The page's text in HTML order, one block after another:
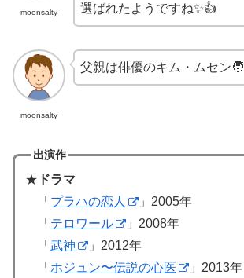
moonsalty
選ばれたようですね✨👍
moonsalty
父親は俳優のキム・ムセン🧑
出演作
★ ドラマ
「 プラハの恋人
」2005年
「 テロワール
」2008年
「 武神
」2012年
「 ホジュン〜伝説の心医
」2013年